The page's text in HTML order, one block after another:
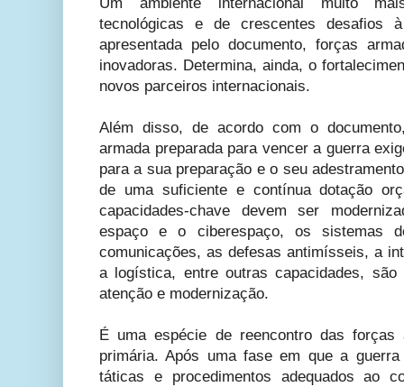
tecnológicas e de crescentes desafios
apresentada pelo documento, forças
inovadoras. Determina, ainda, o
novos parceiros internacionais.
Além disso, de acordo com o
armada preparada para vencer a guerra
para a sua preparação e o seu
de uma suficiente e contínua dotação
capacidades-chave devem ser
espaço e o ciberespaço, os sistemas
comunicações, as defesas antimísseis, a
a logística, entre outras capacidades,
atenção e modernização.
É uma espécie de reencontro das
primária. Após uma fase em que a
táticas e procedimentos adequados ao